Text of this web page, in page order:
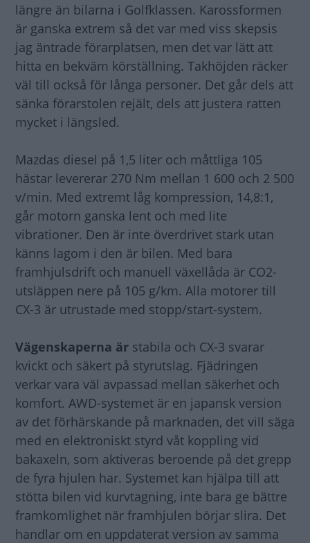
längre än bilarna i Golfklassen. Karossformen
är ganska extrem så det var med viss skepsis
jag äntrade förarplatsen, men det var lätt att
hitta en bekväm körställning. Takhöjden räcker
väl till också för långa personer. Det går dels att
sänka förarstolen rejält, dels att justera ratten
mycket i längsled.
Mazdas diesel på 1,5 liter och måttliga 105
hästar levererar 270 Nm mellan 1 600 och 2 500
v/min. Med extremt låg kompression, 14,8:1,
går motorn ganska lent och med lite
vibrationer. Den är inte överdrivet stark utan
känns lagom i den är bilen. Med bara
framhjulsdrift och manuell växellåda är CO2-
utsläppen nere på 105 g/km. Alla motorer till
CX-3 är utrustade med stopp/start-system.
Vägenskaperna är stabila och CX-3 svarar
kvickt och säkert på styrutslag. Fjädringen
verkar vara väl avpassad mellan säkerhet och
komfort. AWD-systemet är en japansk version
av det förhärskande på marknaden, det vill säga
med en elektroniskt styrd våt koppling vid
bakaxeln, som aktiveras beroende på det grepp
de fyra hjulen har. Systemet kan hjälpa till att
stötta bilen vid kurvtagning, inte bara ge bättre
framkomlighet när framhjulen börjar slira. Det
handlar om en uppdaterat version av samma